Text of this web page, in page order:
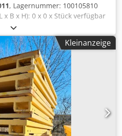
, Lagernummer: 100105810
B x H): 0 x 0 x Stück verfügbar
001/0/K/FU
EQ:100105810 Baujahr: 2011
FU/4M
EQ:100104739 Baujahr: 2009
Kleinanzeige